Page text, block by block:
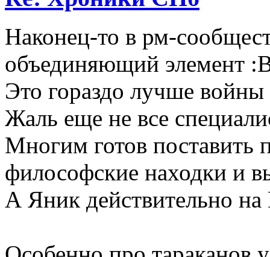
Наконец-то в рм-
объединяющий элемент
Это гораздо лучше войны
Жаль еще не все
Многим готов поставить
философские находки и
А Яник действительно